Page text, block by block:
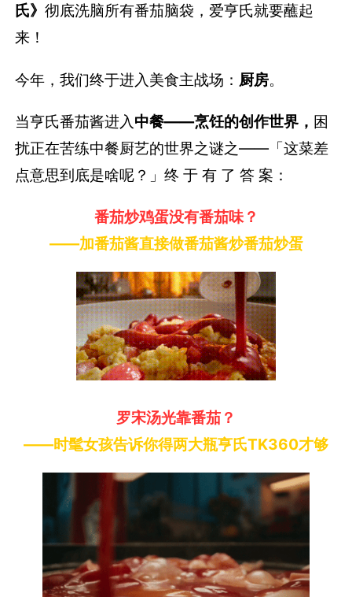
氏》彻底洗脑所有番茄脑袋，爱亨氏就要蘸起
来！
今年，我们终于进入美食主战场： 厨房。
当亨氏番茄酱进入 中餐——烹饪的创作世界， 困
扰正在苦练中餐厨艺的世界之谜之—— 「这菜差
点意思到底是啥呢？」终 于 有 了 答 案：
番茄炒鸡蛋没有番茄味？
——加番茄酱直接做番茄酱炒番茄炒蛋
罗宋汤光靠番茄？
——时髦女孩告诉你得两大瓶亨氏TK360才够